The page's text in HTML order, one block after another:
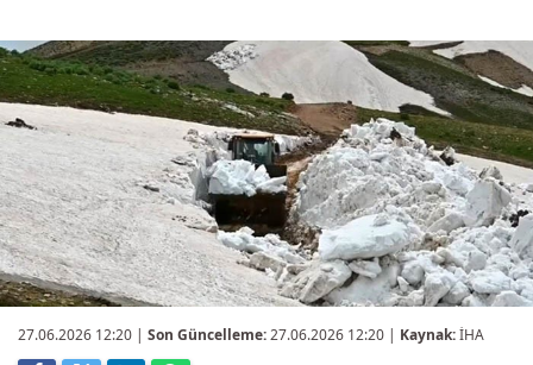
27.06.2026 12:20 | Son Güncelleme:27.06.2026 12:20 | Kaynak:İHA